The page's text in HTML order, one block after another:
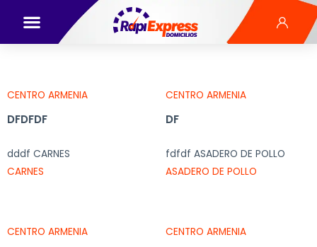
CENTRO ARMENIA
DFDFDF
dddf CARNES
CARNES
CENTRO ARMENIA
DF
fdfdf ASADERO DE POLLO
ASADERO DE POLLO
CENTRO ARMENIA CENTRO ARMENIA